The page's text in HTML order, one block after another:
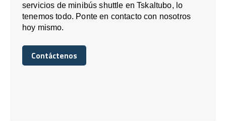
servicios de minibús shuttle en Tskaltubo, lo
tenemos todo. Ponte en contacto con nosotros
hoy mismo.
Contáctenos
Contáctenos